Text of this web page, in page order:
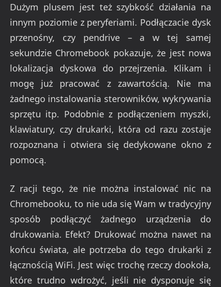
Dużym plusem jest też szybkość działania na
innym poziomie z peryferiami. Podłączacie dysk
przenośny, czy pendrive – a w tej samej
sekundzie Chromebook pokazuje, że jest nowa
lokalizacja dyskowa do przejrzenia. Klikam i
mogę już pracować z zawartością. Nie ma
żadnego instalowania sterowników, wykrywania
sprzętu itp. Podobnie z podłączeniem myszki,
klawiatury, czy drukarki, która od razu zostaje
rozpoznana i otwiera się dedykowane okno z
pomocą.
Z racji tego, że nie można instalować nic na
Chromebooku, to nie uda się Wam w tradycyjny
sposób podłączyć żadnego urządzenia do
drukowania. Efekt? Drukować można nawet na
końcu świata, ale potrzeba do tego drukarki z
łącznością WiFi. Jest więc trochę rzeczy dookoła,
które trudno wdrożyć, jeśli nie dysponuje się